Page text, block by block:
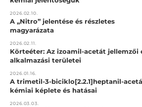
2026.02.10.
A „Nitro” jelentése és részletes
magyarázata
2026.02.11.
Körteéter: Az izoamil-acetát jellemzői
alkalmazási területei
2026.01.16.
A trimetil-3-biciklo[2.2.1]heptanil-
kémiai képlete és hatásai
2026.03.03.